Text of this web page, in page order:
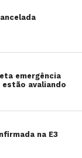
emergência
avaliando
na E3